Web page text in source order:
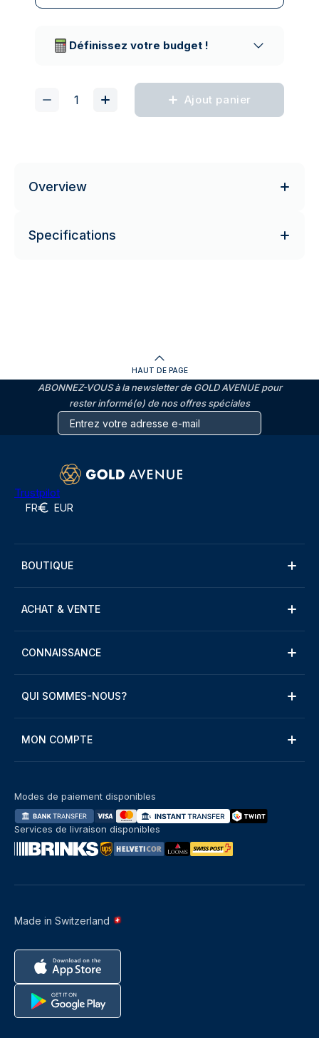
Définissez votre budget !
Ajout panier
Overview
Specifications
HAUT DE PAGE
ABONNEZ-VOUS à la newsletter de GOLD AVENUE pour
rester informé(e) de nos offres spéciales
Trustpilot
FR EUR
BOUTIQUE
ACHAT & VENTE
CONNAISSANCE
QUI SOMMES-NOUS?
MON COMPTE
Made in Switzerland
Modes de paiement disponibles
Services de livraison disponibles